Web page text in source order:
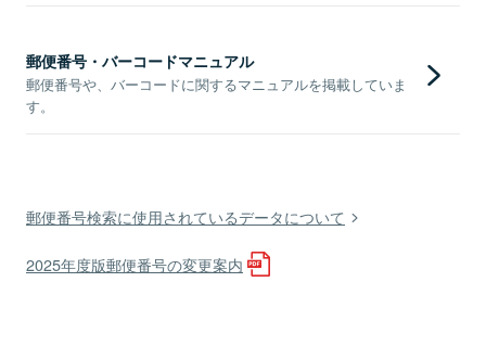
郵便番号・バーコードマニュアル
郵便番号や、バーコードに関するマニュアルを掲載していま
す。
郵便番号検索に使用されているデータについて
2025年度版郵便番号の変更案内